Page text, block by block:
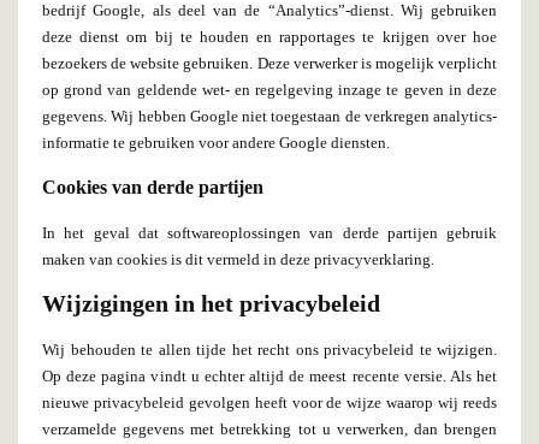
bedrijf Google, als deel van de “Analytics”-dienst. Wij gebruiken
deze dienst om bij te houden en rapportages te krijgen over hoe
bezoekers de website gebruiken. Deze verwerker is mogelijk verplicht
op grond van geldende wet- en regelgeving inzage te geven in deze
gegevens. Wij hebben Google niet toegestaan de verkregen analytics-
informatie te gebruiken voor andere Google diensten.
Cookies van derde partijen
In het geval dat softwareoplossingen van derde partijen gebruik
maken van cookies is dit vermeld in deze privacyverklaring.
Wijzigingen in het privacybeleid
Wij behouden te allen tijde het recht ons privacybeleid te wijzigen.
Op deze pagina vindt u echter altijd de meest recente versie. Als het
nieuwe privacybeleid gevolgen heeft voor de wijze waarop wij reeds
verzamelde gegevens met betrekking tot u verwerken, dan brengen